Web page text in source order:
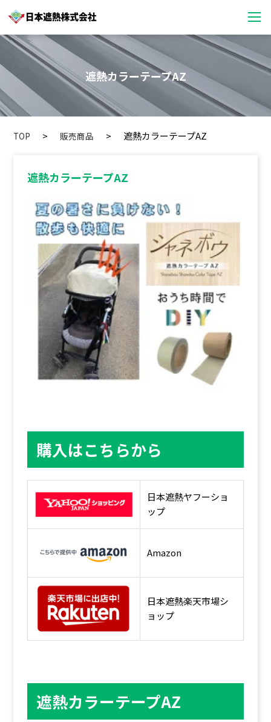
遮熱カラーテープAZ
TOP 販売商品 遮熱カラーテープAZ
遮熱カラーテープAZ
購入はこちらから
日本遮熱ヤフーショ
ップ
Amazon
日本遮熱楽天市場シ
ョップ
遮熱カラーテープAZ